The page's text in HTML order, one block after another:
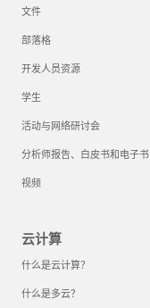
文件
部落格
开发人员资源
学生
活动与网络研讨会
分析师报告、白皮书和电子书
视频
云计算
什么是云计算？
什么是多云？